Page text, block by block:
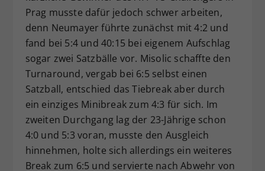
Prag musste dafür jedoch schwer arbeiten,
denn Neumayer führte zunächst mit 4:2 und
fand bei 5:4 und 40:15 bei eigenem Aufschlag
sogar zwei Satzbälle vor. Misolic schaffte den
Turnaround, vergab bei 6:5 selbst einen
Satzball, entschied das Tiebreak aber durch
ein einziges Minibreak zum 4:3 für sich. Im
zweiten Durchgang lag der 23-Jährige schon
4:0 und 5:3 voran, musste den Ausgleich
hinnehmen, holte sich allerdings ein weiteres
Break zum 6:5 und servierte nach Abwehr von